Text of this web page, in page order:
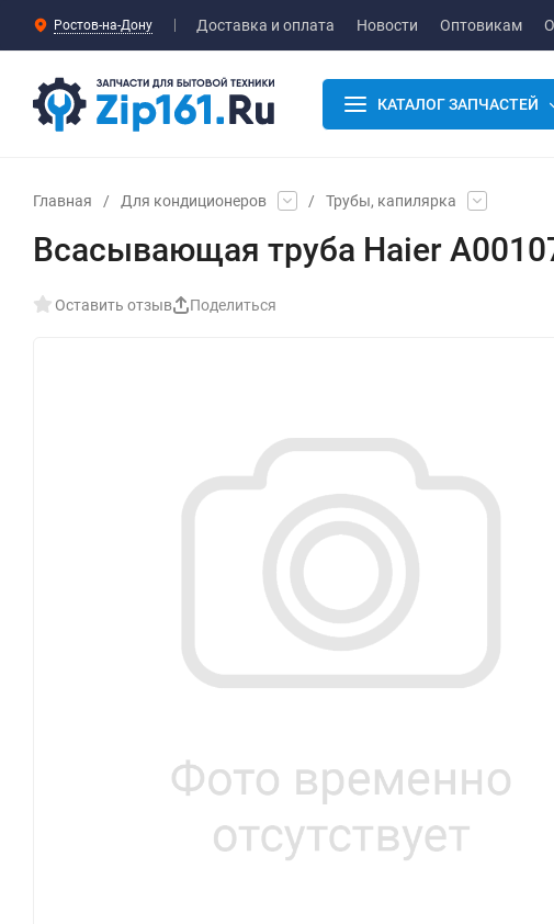
Ростов-на-Дону Доставка и оплата Новости Оптовикам
КАТАЛОГ ЗАПЧАСТЕЙ
Главная / Для кондиционеров / Трубы, капилярка
Всасывающая труба Haier
Оставить отзыв Поделиться